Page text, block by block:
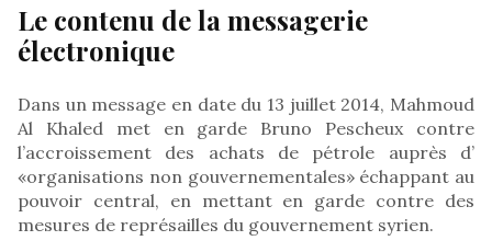
Le contenu de la messagerie
électronique
Dans un message en date du 13 juillet 2014, Mahmoud
Al Khaled met en garde Bruno Pescheux contre
l’accroissement des achats de pétrole auprès d’
«organisations non gouvernementales» échappant au
pouvoir central, en mettant en garde contre des
mesures de représailles du gouvernement syrien.